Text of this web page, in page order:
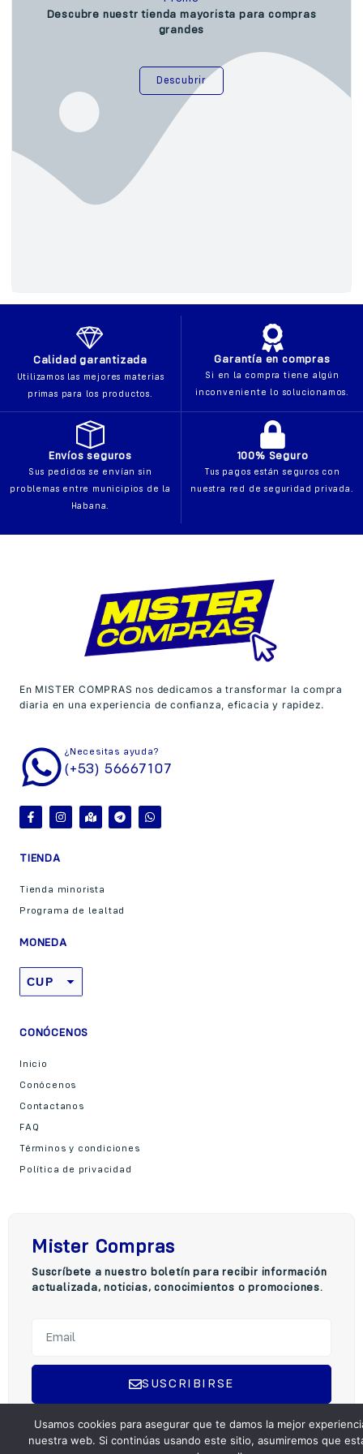
Descubre nuestr tienda mayorista para compras
grandes
Descubrir
Calidad garantizada
Utilizamos las mejores materias
primas para los productos.
Garantía en compras
Si en la compra tiene algún
inconveniente lo solucionamos.
Envíos seguros
Sus pedidos se envían sin
problemas entre municipios de la
Habana.
100% Seguro
Tus pagos están seguros con
nuestra red de seguridad privada.
En MISTER COMPRAS nos dedicamos a transformar la compra
diaria en una experiencia de confianza, eficacia y rapidez.
¿Necesitas ayuda?
(+53) 56667107
TIENDA
Tienda minorista
Programa de lealtad
MONEDA
CUP
CONÓCENOS
Inicio
Conócenos
Contactanos
FAQ
Términos y condiciones
Política de privacidad
Mister Compras
Suscríbete a nuestro boletín para recibir información
actualizada, noticias, conocimientos o promociones.
SUSCRIBIRSE
l
t
Usamos cookies para asegurar que te damos la mejor
nuestra web. Si continúas usando este sitio, asumiremos que